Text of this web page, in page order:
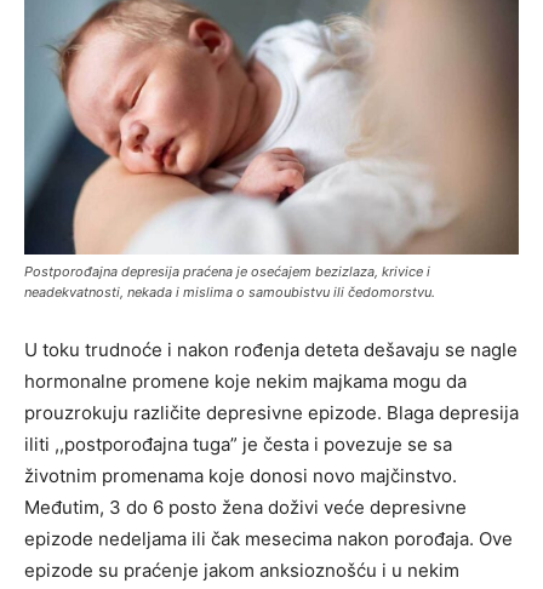
Postporođajna depresija praćena je osećajem bezizlaza, krivice i
neadekvatnosti, nekada i mislima o samoubistvu ili čedomorstvu.
U toku trudnoće i nakon rođenja deteta dešavaju se nagle
hormonalne promene koje nekim majkama mogu da
prouzrokuju različite depresivne epizode. Blaga depresija
iliti ,,postporođajna tuga” je česta i povezuje se sa
životnim promenama koje donosi novo majčinstvo.
Međutim, 3 do 6 posto žena doživi veće depresivne
epizode nedeljama ili čak mesecima nakon porođaja. Ove
epizode su praćenje jakom anksioznošću i u nekim